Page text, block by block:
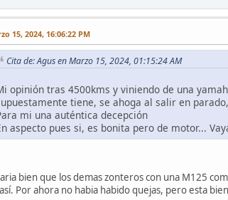
15, 2024, 16:06:22 PM
Cita de: Agus en Marzo 15, 2024, 01:15:24 AM
opinión tras 4500kms y viniendo de una
tiene, se ahoga al salir en
mi una auténtica decepción
aspecto pues si, es bonita pero de motor...
bien que los demas zonteros con una M125
Por ahora no habia habido quejas, pero esta